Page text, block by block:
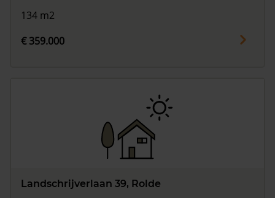
134 m2
€ 359.000
Landschrijverlaan 39, Rolde